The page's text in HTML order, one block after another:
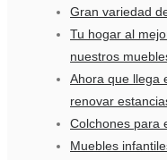
Gran variedad
Tu hogar al
nuestros
Ahora que llega
renovar
Colchones para
Muebles